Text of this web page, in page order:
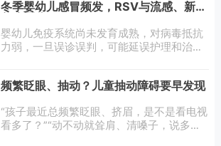
感、不合群、对各种刺激的异常反应及行为
冬季婴幼儿感冒频发，RSV与流感、新冠
婴幼儿免疫系统尚未发育成熟，对病毒抵抗
力弱，一旦误诊误判，可能延误护理和治疗
家长科学应对。三种病原体的核心区别
频繁眨眼、抽动？儿童抽动障碍要早发现
“孩子最近总频繁眨眼、挤眉，是不是看电视
看多了？”“动不动就耸肩、清嗓子，说多少